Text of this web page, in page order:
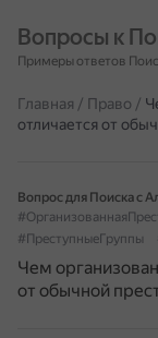
Вопросы к
Примеры ответов
Главная / Право /
отличается от
Вопрос для Поиска с
#ПреступныеГруппы
Чем
от обычной